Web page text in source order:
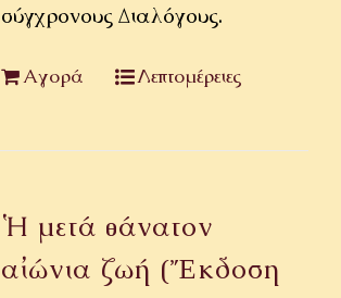
σύγχρονους Διαλόγους.
Αγορά Λεπτομέρειες
Ἡ μετά θάνατον
αἰώνια ζωή (Ἔκδοση